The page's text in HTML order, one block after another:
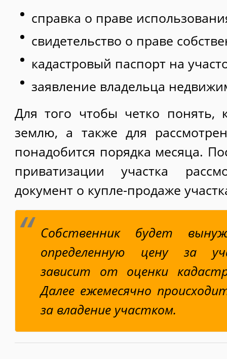
справка о праве
свидетельство о праве
кадастровый паспорт на
заявление владельца
Для того чтобы четко понять,
землю, а также для
понадобится порядка месяца.
приватизации участка
документ о купле-продаже
Собственник будет
определенную цену за
зависит от оценки
Далее ежемесячно
за владение участком.